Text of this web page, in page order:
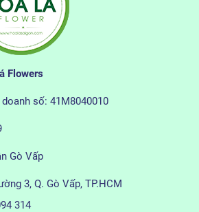
Flowers
số: 41M8040010
Gò Vấp
3, Q. Gò Vấp, TP.HCM
314